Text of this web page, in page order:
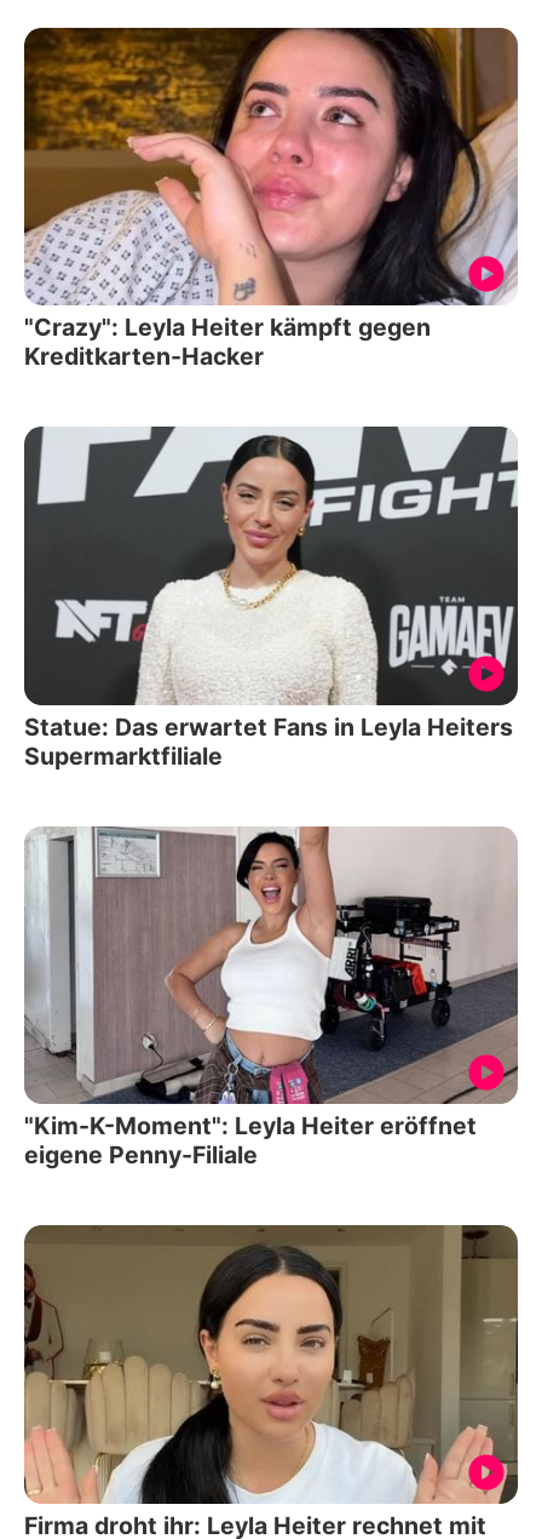
"Crazy": Leyla Heiter kämpft gegen
Kreditkarten-Hacker
Statue: Das erwartet Fans in Leyla Heiters
Supermarktfiliale
"Kim-K-Moment": Leyla Heiter eröffnet
eigene Penny-Filiale
Firma droht ihr: Leyla Heiter rechnet mit